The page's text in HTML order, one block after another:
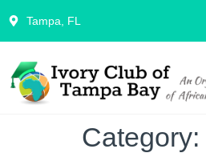
Tampa, FL
Category: